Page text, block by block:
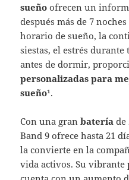
sueño ofrecen un
después más de 7
horario de sueño, la
siestas, el estrés
antes de dormir,
personalizadas para
sueño¹.
Con una granbateríade
Band 9 ofrece hasta 21
la convierte en la
vida activos. Su vibrante